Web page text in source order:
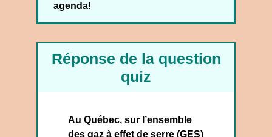
agenda!
Réponse de la question
quiz
Au Québec, sur l’ensemble
des gaz à effet de serre (GES)